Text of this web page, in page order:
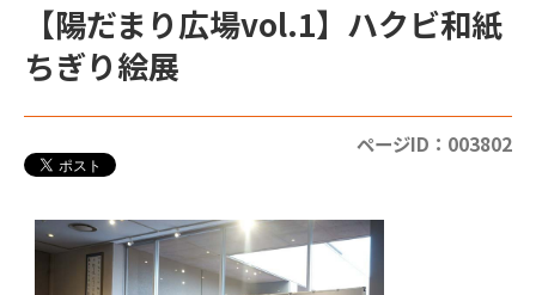
【陽だまり広場vol.1】ハクビ和紙
ちぎり絵展
ページID：003802